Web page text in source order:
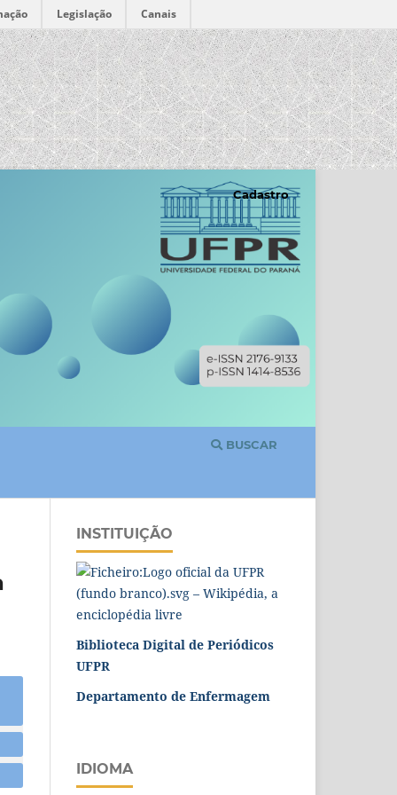
Legislação Canais
BUSCAR
Cadastro
INSTITUIÇÃO
Biblioteca Digital de Periódicos
UFPR
Departamento de Enfermagem
IDIOMA